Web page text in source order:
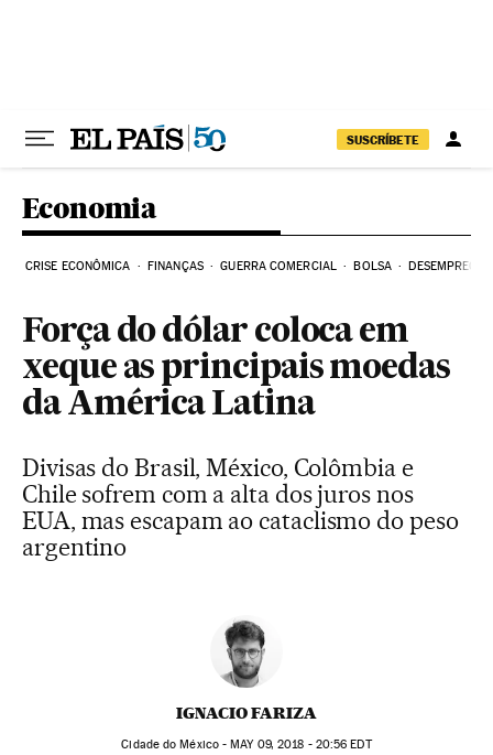
SUSCRÍBETE
Economia
CRISE ECONÔMICA FINANÇAS GUERRA COMERCIAL BOLSA DESEMPREGO
Força do dólar coloca em
xeque as principais moedas
da América Latina
Divisas do Brasil, México, Colômbia e
Chile sofrem com a alta dos juros nos
EUA, mas escapam ao cataclismo do peso
argentino
IGNACIO FARIZA
Cidade do México -MAY09, 2018 - 20:56 EDT